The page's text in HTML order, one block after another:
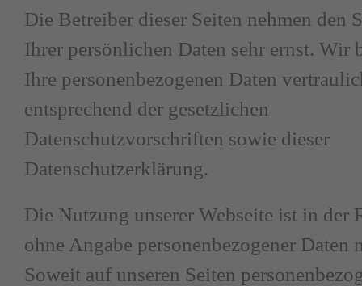
Die Betreiber dieser Seiten nehmen den
Ihrer persönlichen Daten sehr ernst. Wir
Ihre personenbezogenen Daten
entsprechend der gesetzlichen
Datenschutzvorschriften sowie dieser
Datenschutzerklärung.
Die Nutzung unserer Webseite ist in der
ohne Angabe personenbezogener Daten
Soweit auf unseren Seiten